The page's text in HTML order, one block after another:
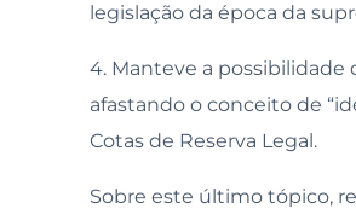
legislação da época da
4. Manteve a possibilidade
afastando o conceito de
Cotas de Reserva Legal.
Sobre este último tópico,